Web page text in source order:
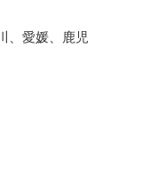
、愛媛、鹿児